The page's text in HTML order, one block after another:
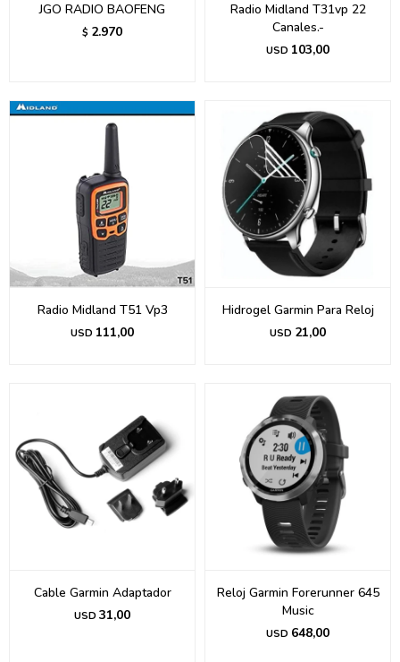
JGO RADIO BAOFENG
$ 2.970
Radio Midland T31vp 22
Canales.-
USD 103,00
Radio Midland T51 Vp3
USD 111,00
Hidrogel Garmin Para Reloj
USD 21,00
Cable Garmin Adaptador
USD 31,00
Reloj Garmin Forerunner 645
Music
USD 648,00